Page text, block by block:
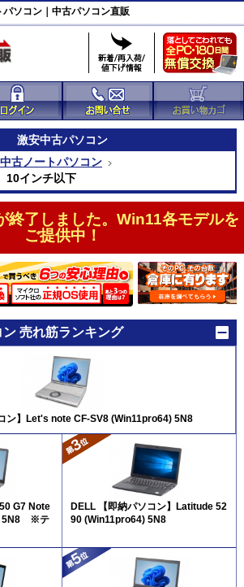
ソコン｜中古パソコン直販
激安中古パソコン
中古ノートパソコン
インチ以下
終了しました。Win11各モデルを
ご提供中！
ン 売れ筋ランキング
ン】Let's note CF-SV8 (Win11pro64) 5N8
G7 Note
5N8 ※テ
DELL 【即納パソコン】Latitude 52
90 (Win11pro64) 5N8